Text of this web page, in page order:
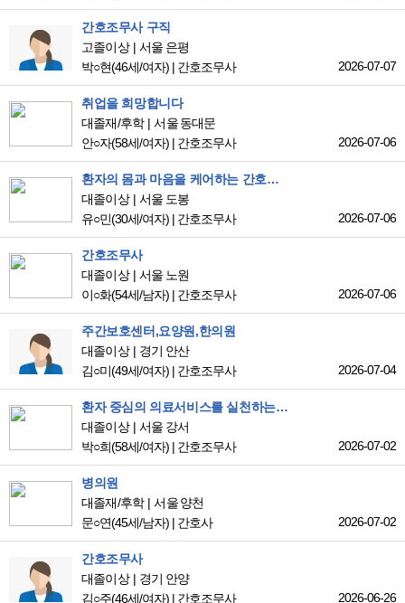
간호조무사 구직
고졸이상
서울 은평
박○현(46세/여자) | 간호조무사 2026-07-07
취업을 희망합니다
대졸재/후학
서울 동대문
안○자(58세/여자) | 간호조무사 2026-07-06
환자의 몸과 마음을 케어하는 간호조무사 유해민 입니다.
대졸이상
서울 도봉
유○민(30세/여자) | 간호조무사 2026-07-06
간호조무사
대졸이상
서울 노원
이○화(54세/남자) | 간호조무사 2026-07-06
주간보호센터,요양원,한의원
대졸이상
경기 안산
김○미(49세/여자) | 간호조무사 2026-07-04
환자 중심의 의료서비스를 실천하는 간호조무사를 희망합니다.
대졸이상
서울 강서
박○희(58세/여자) | 간호조무사 2026-07-02
병의원
대졸재/후학
서울 양천
문○연(45세/남자) | 간호사 2026-07-02
간호조무사
대졸이상
경기 안양
김○주(46세/여자) | 간호조무사 2026-06-26